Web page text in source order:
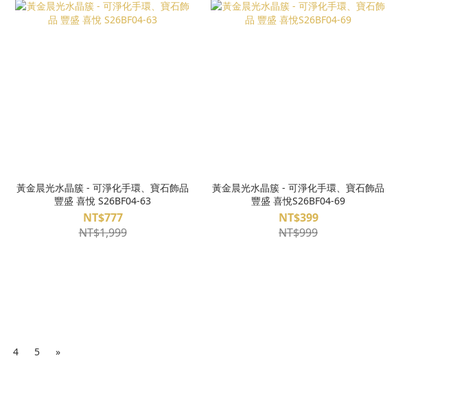
黃金晨光水晶簇 - 可淨化手環、寶石飾品
豐盛 喜悅 S26BF04-63
NT$777
NT$1,999
黃金晨光水晶簇 - 可淨化手環、寶石飾品
豐盛 喜悅S26BF04-69
NT$399
NT$999
4 5 »